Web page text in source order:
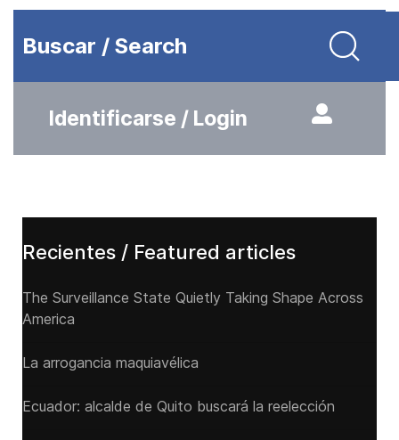
Buscar / Search
Identificarse / Login
Recientes / Featured articles
The Surveillance State Quietly Taking Shape Across
America
La arrogancia maquiavélica
Ecuador: alcalde de Quito buscará la reelección